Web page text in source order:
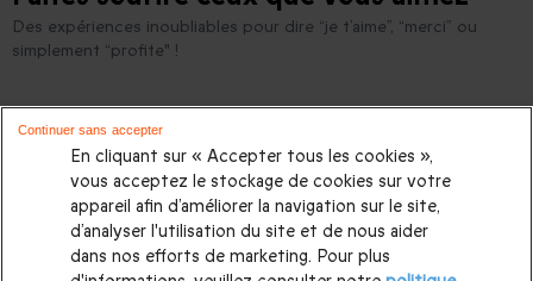
Des expériences inoubliables pour dire “je t’aime”, “merci” ou
simplement “profite" !
Comment passer une nuit insolite proche de Paris ?
Pour quel type de cabane insolite opter pour un week-end ?
Comment passer une nuit insolite en Occitanie ?
Quelles sont les tendances en hébergement insolite ?
En cliquant sur « Accepter tous les cookies »,
vous acceptez le stockage de cookies sur votre
appareil afin d’améliorer la navigation sur le site,
d’analyser l'utilisation du site et de nous aider
dans nos efforts de marketing. Pour plus
Continuer sans accepter